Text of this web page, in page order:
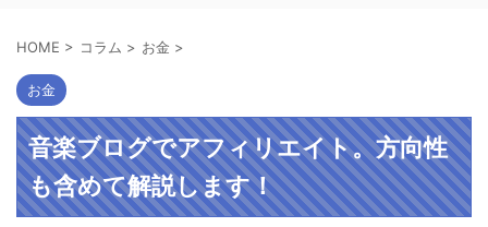
HOME > コラム > お金 >
お金
音楽ブログでアフィリエイト。方向性
も含めて解説します！